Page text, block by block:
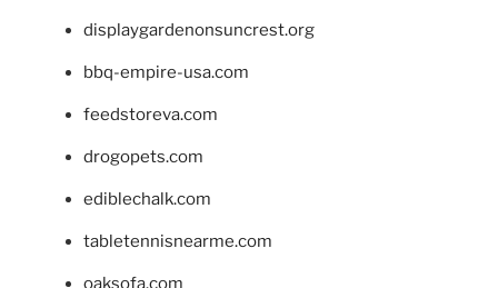
displaygardenonsuncrest.org
bbq-empire-usa.com
feedstoreva.com
drogopets.com
ediblechalk.com
tabletennisnearme.com
oaksofa.com